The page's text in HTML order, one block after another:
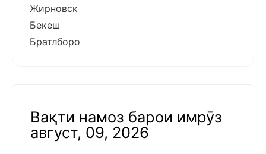
Жирновск
Бекеш
Братлборо
Вақти намоз барои имрӯз
август, 09, 2026